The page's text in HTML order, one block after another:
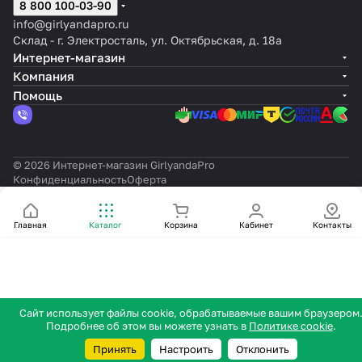
шнурашнурашнура
Главная Каталог Корзина Кабинет Контакты
8 800 100-03-90
info@girlyandapro.ru
Склад - г. Электросталь, ул. Октябрьская, д. 18а
Интернет-магазин
Компания
Помощь
© 2026 Интернет-магазин GirlyandaPro
КонфиденциальностьОферта
Сайт использует файлы cookie, обрабатываемые вашим браузером.
Подробнее об этом вы можете узнать в Политике cookie.
Принять
Настроить Отклонить